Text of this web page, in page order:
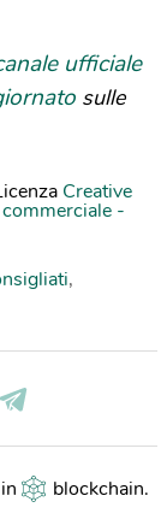
ufficiale
sulle
Creative
-
,
blockchain.